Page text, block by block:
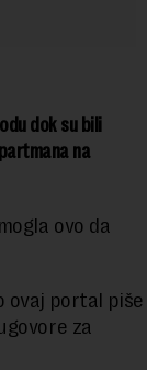
dok su bili
na
ovo da
ovaj portal piše
za